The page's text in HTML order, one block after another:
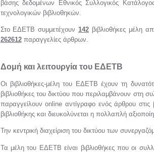
βάσης δεδομένων Εθνικός Συλλογικός
τεχνολογικών βιβλιοθηκών.
Στο ΕΔΕΤΒ συμμετέχουν142 βιβλιοθήκες μέλη
262612παραγγελίες άρθρων.
Δομή και λειτουργία του ΕΔΕΤΒ
Οι βιβλιοθήκες-μέλη του ΕΔΕΤΒ έχουν τη
βιβλιοθήκες του δικτύου που περιλαμβάνουν στη
παραγγείλουν online αντίγραφο ενός άρθρου στις
βιβλιοθήκης και διευκολύνεται η πολλαπλή
Την κεντρική διαχείριση του δικτύου των
Τα μέλη του ΕΔΕΤΒ είναι βιβλιοθήκες που οι